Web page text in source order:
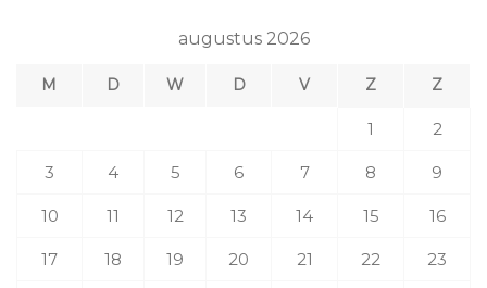
augustus 2026
M D W D V Z Z
1 2
3 4 5 6 7 8 9
10 11 12 13 14 15 16
17 18 19 20 21 22 23